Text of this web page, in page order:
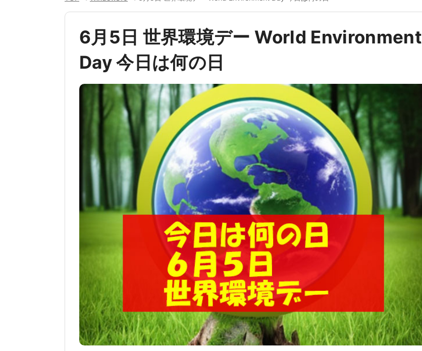
6月5日 世界環境デー World Environment
Day 今日は何の日